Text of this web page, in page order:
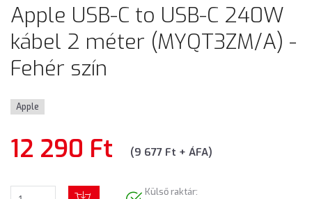
Apple USB-C to USB-C 240W
kábel 2 méter (MYQT3ZM/A) -
Fehér szín
Apple
12 290 Ft (9 677 Ft + ÁFA)
Külső raktár: